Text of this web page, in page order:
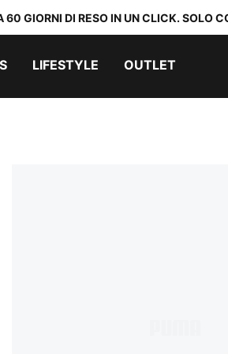
60 GIORNI DI RESO IN UN CLICK. SOLO
LIFESTYLE OUTLET